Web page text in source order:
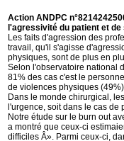
Action ANDPC
l'agressivité du patient et
Les faits d'agression des
travail, qu'il s'agisse
physiques, sont de plus en
Selon l'observatoire national
81% des cas c'est le
de violences physiques
Dans le monde chirurgical,
l'urgence, soit dans le cas
Notre étude sur le burn out
a montré que ceux-ci
difficiles Â». Parmi ceux-ci,